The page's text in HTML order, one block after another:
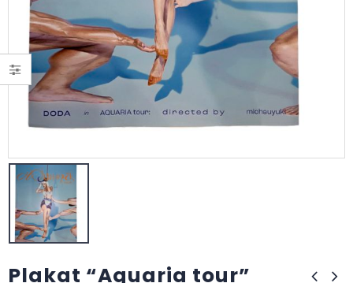
Plakat “Aquaria tour”